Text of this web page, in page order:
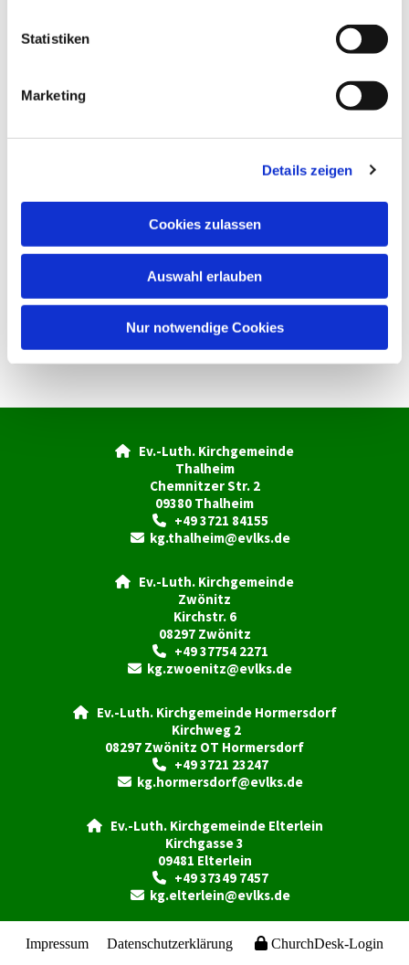
Statistiken
Marketing
Details zeigen
Cookies zulassen
Auswahl erlauben
Nur notwendige Cookies

Ev.-Luth. Kirchgemeinde
Thalheim
Chemnitzer Str. 2
09380 Thalheim
+49 3721 84155
 kg.thalheim@evlks.de

Ev.-Luth. Kirchgemeinde
Zwönitz
Kirchstr. 6
08297 Zwönitz
+49 37754 2271
 kg.zwoenitz@evlks.de
Ev.-Luth. Kirchgemeinde Hormersdorf
Kirchweg 2
08297 Zwönitz OT Hormersdorf
+49 3721 23247
 kg.hormersdorf@evlks.de
Ev.-Luth. Kirchgemeinde Elterlein
Kirchgasse 3
09481 Elterlein
+49 37349 7457
 kg.elterlein@evlks.de
Impressum Datenschutzerklärung ChurchDesk-Login